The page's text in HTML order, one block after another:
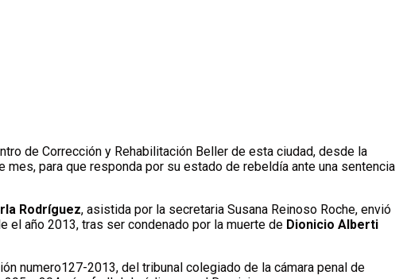
de Corrección y Rehabilitación Beller de esta ciudad, desde la
para que responda por su estado de rebeldía ante una sentencia
Rodríguez, asistida por la secretaria Susana Reinoso Roche, envió
el año 2013, tras ser condenado por la muerte de Dionicio Alberti
numero127-2013, del tribunal colegiado de la cámara penal de